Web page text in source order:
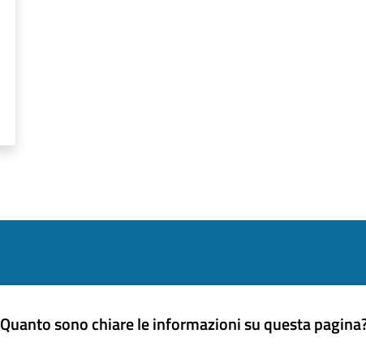
Quanto sono chiare le informazioni su questa